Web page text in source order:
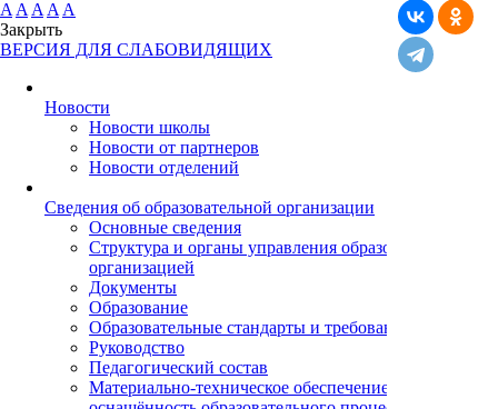
A A A A A
Закрыть
ВЕРСИЯ ДЛЯ СЛАБОВИДЯЩИХ
Новости
Новости школы
Новости от партнеров
Новости отделений
Cведения об образовательной организации
Основные сведения
Структура и органы управления образовательной
организацией
Документы
Образование
Образовательные стандарты и требования
Руководство
Педагогический состав
Материально-техническое обеспечение и